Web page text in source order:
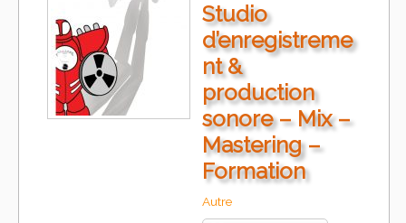
Studio
d’enregistreme
nt &
production
sonore – Mix –
Mastering –
Formation
Autre